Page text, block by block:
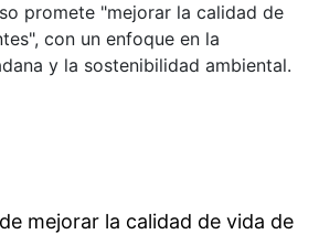
promete "mejorar la calidad de
con un enfoque en la
y la sostenibilidad ambiental.
mejorar la calidad de vida de